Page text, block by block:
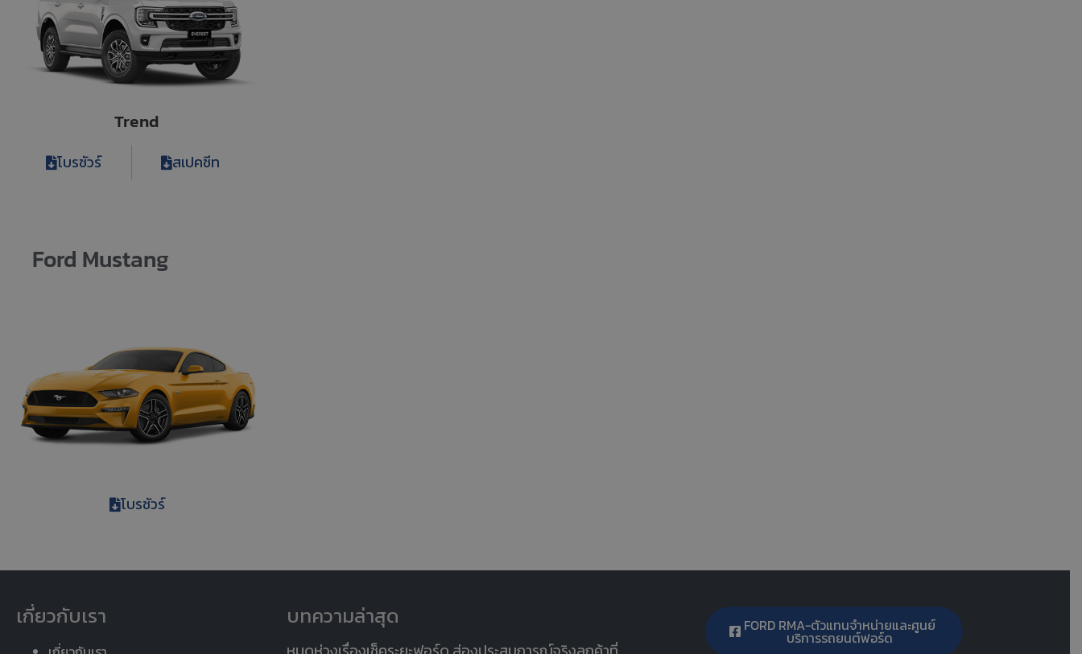
Trend
โบรชัวร์ สเปคชีท
Ford Mustang
โบรชัวร์
เกี่ยวกับเรา บทความล่าสุด FORD RMA-ตัวแทนจำหน่ายและศูนย์
บริการรถยนต์ฟอร์ด